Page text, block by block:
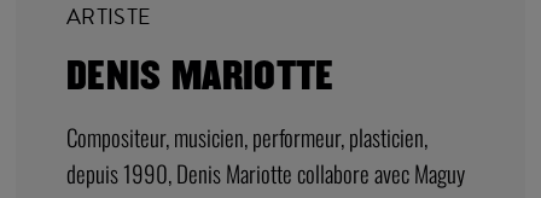
ARTISTE
DENIS MARIOTTE
Compositeur, musicien, performeur, plasticien,
depuis 1990, Denis Mariotte collabore avec Maguy